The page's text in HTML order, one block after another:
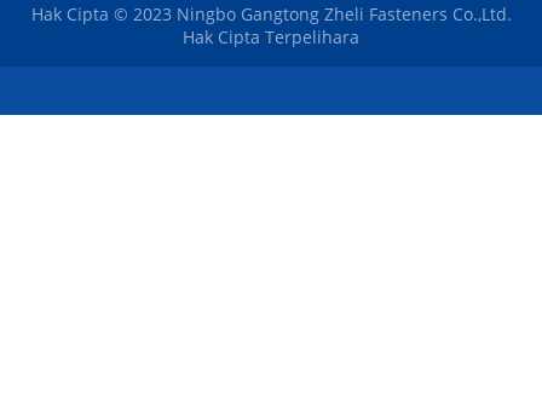
Hak Cipta © 2023 Ningbo Gangtong Zheli Fasteners Co.,Ltd.
Hak Cipta Terpelihara